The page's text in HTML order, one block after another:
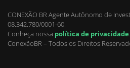
CONEXÃO BR Agente Autônomo de
08.342.780/0001-60.
Conheça nossa política de privacidade.
ConexãoBR – Todos os Direitos